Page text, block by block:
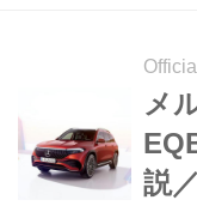
メ
説